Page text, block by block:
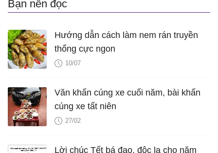
Bạn nên đọc
Hướng dẫn cách làm nem rán truyền
thống cực ngon
10/07
Văn khấn cúng xe cuối năm, bài khấn
cúng xe tất niên
27/02
Lời chúc Tết bá đạo, độc lạ cho năm